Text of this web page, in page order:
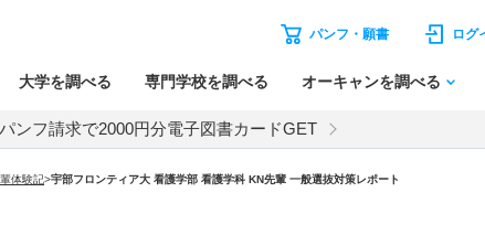
パンフ・願書 ログ
大学を調べる 専門学校を調べる オーキャンを調べる
パンフ請求で2000円分電子図書カードGET
体験記>宇部フロンティア大 看護学部 看護学科 KN先輩 一般選抜対策レポート